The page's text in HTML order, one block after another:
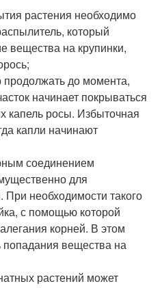
растения необходимо
который
вещества на крупинки,
до момента,
начинает покрываться
капель росы. Избыточная
капли начинают
соединением
для
необходимости такого
с помощью которой
корней. В этом
попадания вещества на
растений может